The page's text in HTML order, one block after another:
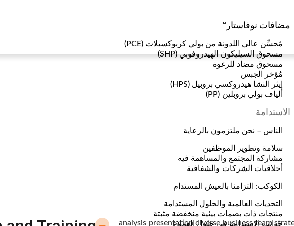
مضافات نوفاستار™
مُحسِّن عالي اللدونة من بولي كربوكسيلات (PCE)
مسحوق السيليكون الهيدروفوبي (SHP)
مسحوق مضاد للرغوة
مُؤخر الجبس
إيثر النشا هيدروكسي بروبيل (HPS)
ألياف بولي بروبلين (PP)
الاستدامة
الناس – نحن ملتزمون بالرعاية
سلامة وتطوير الموظفين
مشاركة المجتمع والمساهمة فيه
أخلاقيات الشركات والشفافية
الكوكب: التزامنا بالعيش المستدام
التحديات العالمية والحلول المستدامة
منتجات ذات بصمات بيئية منخفضة مثبتة
جوانب الاستدامة في حلول العملاء
الشراكة من أجل المعرفة